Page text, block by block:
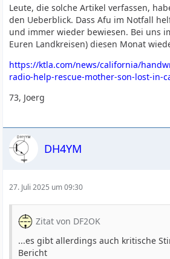
Leute, die solche Artikel verfassen,
den Ueberblick. Dass Afu im Notfall
und immer wieder bewiesen. Bei uns
Euren Landkreisen) diesen Monat
https://ktla.com/news/california/
radio-help-rescue-mother-son-lost-in-
73, Joerg
DH4YM
27. Juli 2025 um 09:30
Zitat von DF2OK
...es gibt allerdings auch kritische
Bericht